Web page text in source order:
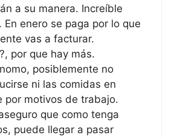
a su manera. Increíble
En enero se paga por lo que
vas a facturar.
por que hay más.
posiblemente no
ni las comidas en
por motivos de trabajo.
que como tenga
puede llegar a pasar